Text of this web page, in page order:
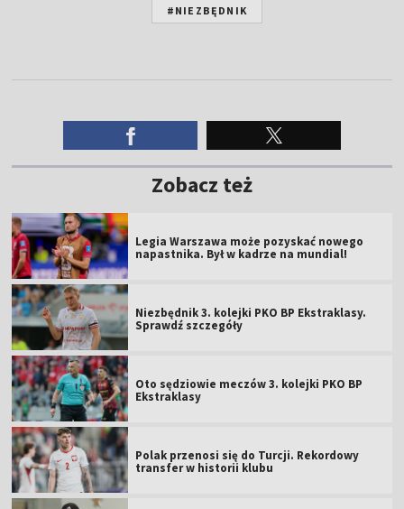
#NIEZBĘDNIK
Zobacz też
Legia Warszawa może pozyskać nowego
napastnika. Był w kadrze na mundial!
Niezbędnik 3. kolejki PKO BP Ekstraklasy.
Sprawdź szczegóły
Oto sędziowie meczów 3. kolejki PKO BP
Ekstraklasy
Polak przenosi się do Turcji. Rekordowy
transfer w historii klubu